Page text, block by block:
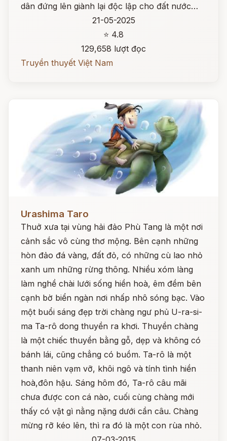
dân đứng lên giành lại độc lập cho đất nước…
21-05-2025
⭐ 4.8
129,658 lượt đọc
Truyền thuyết Việt Nam
Urashima Taro
Thuở xưa tại vùng hải đảo Phù Tang là một nơi
cảnh sắc vô cùng thơ mộng. Bên cạnh những
hòn đảo đá vàng, đất đỏ, có những cù lao nhỏ
xanh um những rừng thông. Nhiều xóm làng
làm nghề chài lưới sống hiền hoà, êm đềm bên
cạnh bờ biển ngàn nơi nhấp nhô sóng bạc. Vào
một buổi sáng đẹp trời chàng ngư phủ U-ra-si-
ma Ta-rô dong thuyền ra khơi. Thuyền chàng
là một chiếc thuyền bằng gỗ, dẹp và không có
bánh lái, cũng chẳng có buồm. Ta-rô là một
thanh niên vạm vỡ, khôi ngô và tính tình hiền
hoà,đôn hậu. Sáng hôm đó, Ta-rô câu mãi
chưa được con cá nào, cuối cùng chàng mới
thấy có vật gì nằng nặng dưới cần câu. Chàng
mừng rỡ kéo lên, thì ra đó là một con rùa nhỏ.